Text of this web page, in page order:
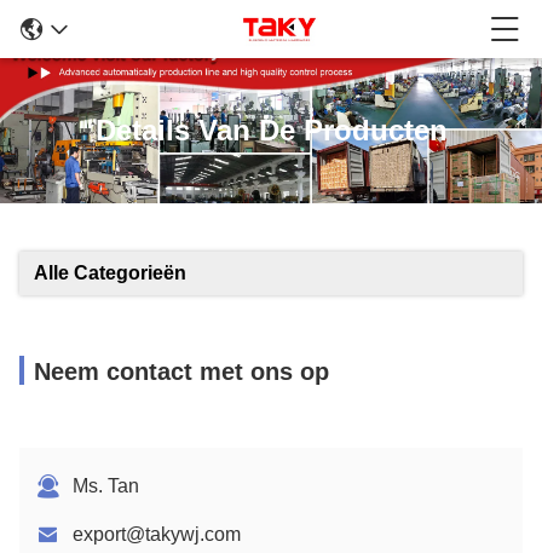
Details Van De Producten
Alle Categorieën
Neem contact met ons op
Ms. Tan
export@takywj.com